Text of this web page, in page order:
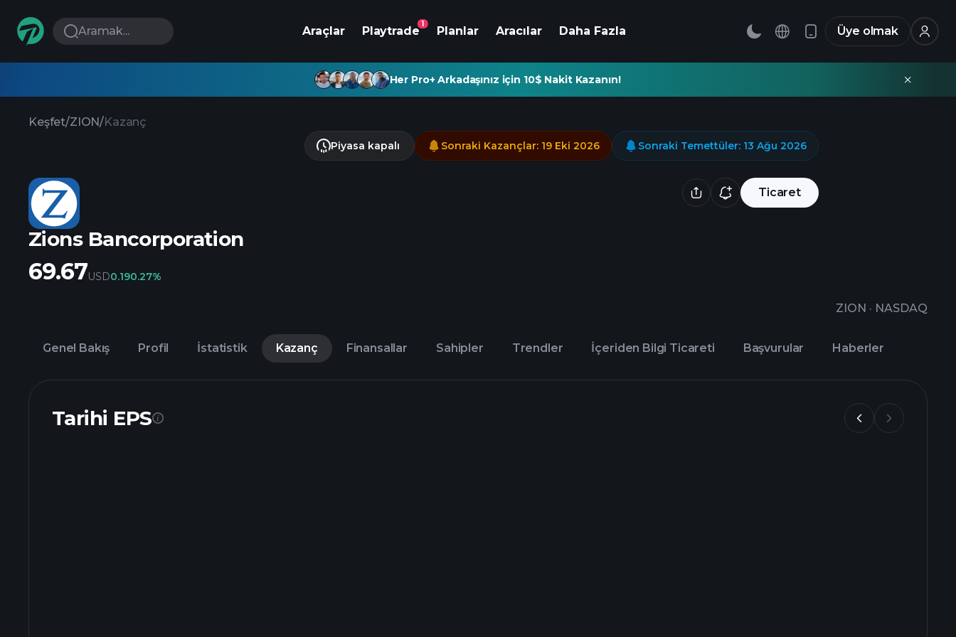
Aramak... Araçlar Playtrade
1
Planlar Aracılar Daha Fazla Üye olmak
Her Pro+ Arkadaşınız için 10$ Nakit Kazanın!
Keşfet/ZION/Kazanç
Ticaret
Zions Bancorporation
ZION · NASDAQ
Piyasa kapalı Sonraki Kazançlar: 19 Eki 2026 Sonraki Temettüler: 13 Ağu 2026
69.67USD0.190.27%
Genel Bakış Profil İstatistik Kazanç Finansallar Sahipler Trendler İçeriden Bilgi Ticareti Başvurular Haberler
Tarihi EPS